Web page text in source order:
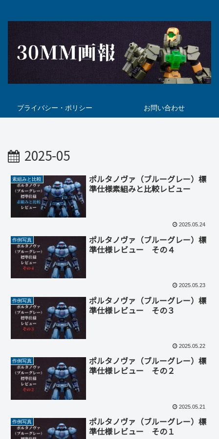
プライバシー・ポリシー お問い合わせ
2025-05
素組みと比較
ポルタノヴァ（ブルーグレー）標
準仕様素組みと比較レビュー
2025.05.24
作例写真
ポルタノヴァ（ブルーグレー）標
準仕様レビュー その４
2025.05.23
作例写真
ポルタノヴァ（ブルーグレー）標
準仕様レビュー その３
2025.05.22
作例写真
ポルタノヴァ（ブルーグレー）標
準仕様レビュー その２
2025.05.21
作例写真
ポルタノヴァ（ブルーグレー）標
準仕様レビュー その１